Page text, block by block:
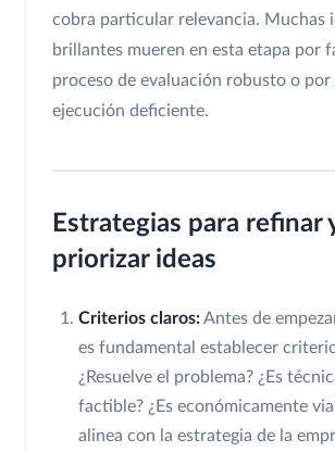
cobra particular relevancia. Muchas
brillantes mueren en esta etapa por
proceso de evaluación robusto o por
ejecución deficiente.
Estrategias para refinar
priorizar ideas
Criterios claros:Antes de
es fundamental establecer
¿Resuelve el problema? ¿Es
factible? ¿Es económicamente
alinea con la estrategia de la